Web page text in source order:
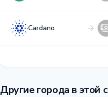
Cardano
Другие города в этой